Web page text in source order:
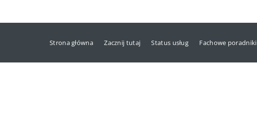
Strona główna Zacznij tutaj Status usług Fachowe poradniki